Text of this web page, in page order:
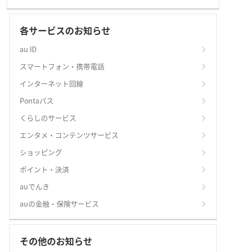
各サービスのお知らせ
au ID
スマートフォン・携帯電話
インターネット回線
Pontaパス
くらしのサービス
エンタメ・コンテンツサービス
ショッピング
ポイント・決済
auでんき
auの金融・保険サービス
その他のお知らせ